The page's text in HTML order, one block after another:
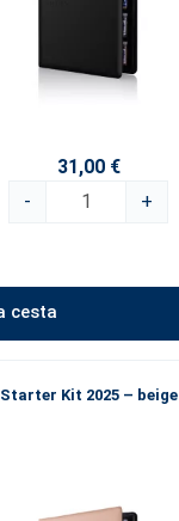
31,00 €
-
+
cesta
Starter Kit 2025 – beige